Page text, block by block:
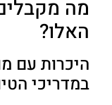
מה
האלו?
היכרות עם
במדריכי